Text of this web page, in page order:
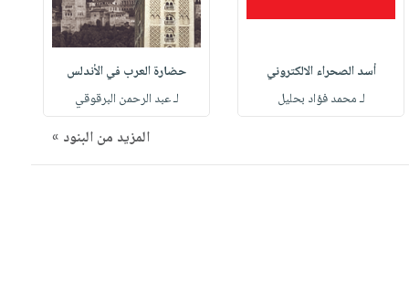
أسد الصحراء الالكتروني
لـ محمد فؤاد بحليل
حضارة العرب في الأندلس
لـ عبد الرحمن البرقوقي
المزيد من البنود »